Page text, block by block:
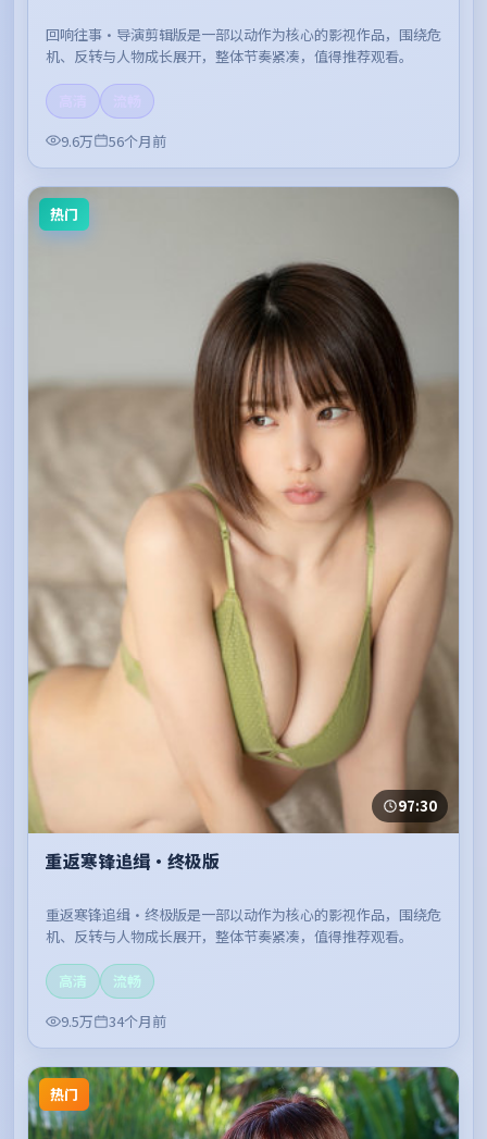
回响往事·导演剪辑版是一部以动作为核心的影视作品，围绕危
机、反转与人物成长展开，整体节奏紧凑，值得推荐观看。
9.6万
56个月前
热门
97:30
重返寒锋追缉·终极版
重返寒锋追缉·终极版是一部以动作为核心的影视作品，围绕危
机、反转与人物成长展开，整体节奏紧凑，值得推荐观看。
高清
流畅
9.5万
34个月前
热门